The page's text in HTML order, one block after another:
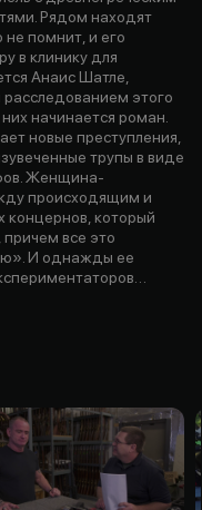
Рядом находят
не помнит, и его
в клинику для
Анаис Шатле,
этого
начинается роман.
новые преступления,
трупы в виде
Женщина-
происходящим и
концернов, который
все это
И однажды ее